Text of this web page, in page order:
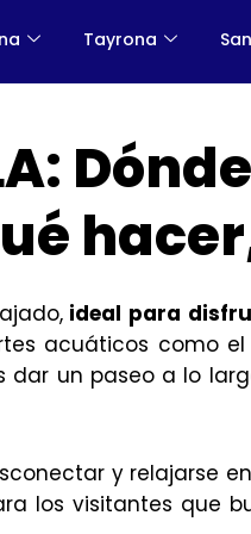
Tayrona
ideal para
acuáticos como
un paseo a lo
y relajarse
los visitantes que